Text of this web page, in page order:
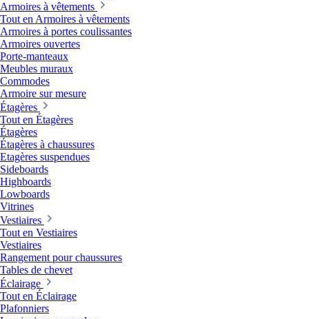
Armoires à vêtements
Tout en Armoires à vêtements
Armoires à portes coulissantes
Armoires ouvertes
Porte-manteaux
Meubles muraux
Commodes
Armoire sur mesure
Étagères
Tout en Étagères
Étagères
Étagères à chaussures
Etagères suspendues
Sideboards
Highboards
Lowboards
Vitrines
Vestiaires
Tout en Vestiaires
Vestiaires
Rangement pour chaussures
Tables de chevet
Éclairage
Tout en Éclairage
Plafonniers